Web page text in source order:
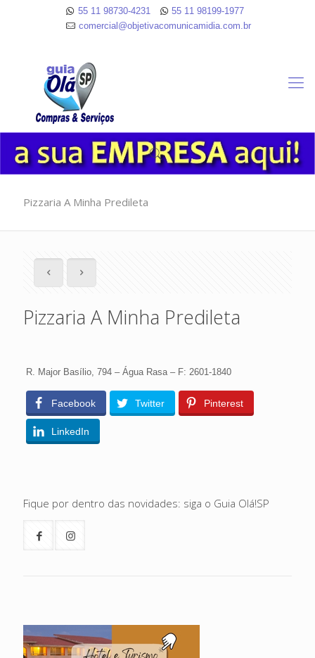
55 11 98730-4231
55 11 98199-1977
comercial@objetivacomunicamidia.com.br
Pizzaria A Minha Predileta
Pizzaria A Minha Predileta
R. Major Basílio, 794 – Água Rasa – F: 2601-1840
Facebook Twitter Pinterest
LinkedIn
Fique por dentro das novidades: siga o Guia Olá!SP